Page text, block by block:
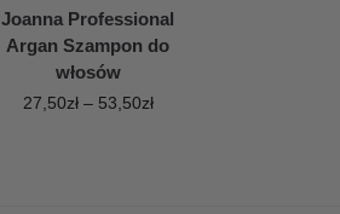
Joanna Professional
Argan Szampon do
włosów
27,50zł – 53,50zł